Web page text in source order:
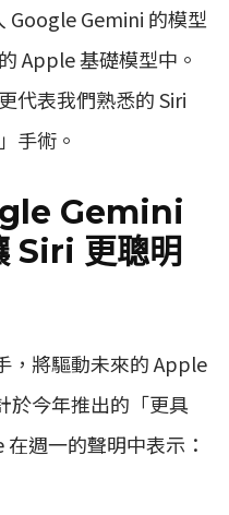
Google Gemini 的模型
Apple 基礎模型中。
代表我們熟悉的 Siri
手術。
Gemini
Siri 更聰明
，將驅動未來的 Apple
於今年推出的「更具
週一的聲明中表示：